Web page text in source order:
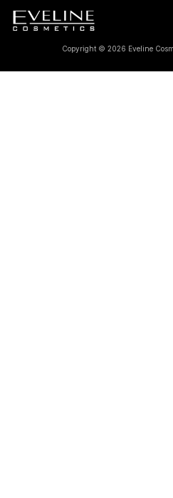
Copyright © 2026 Eveline